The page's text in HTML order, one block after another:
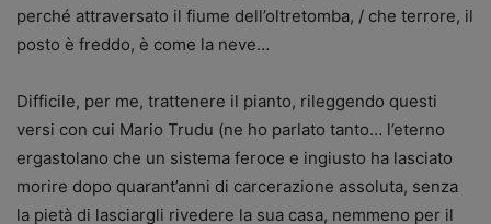
perché attraversato il fiume dell’oltretomba, / che terrore, il
posto è freddo, è come la neve…
Difficile, per me, trattenere il pianto, rileggendo questi
versi con cui Mario Trudu (ne ho parlato tanto… l’eterno
ergastolano che un sistema feroce e ingiusto ha lasciato
morire dopo quarant’anni di carcerazione assoluta, senza
la pietà di lasciargli rivedere la sua casa, nemmeno per il